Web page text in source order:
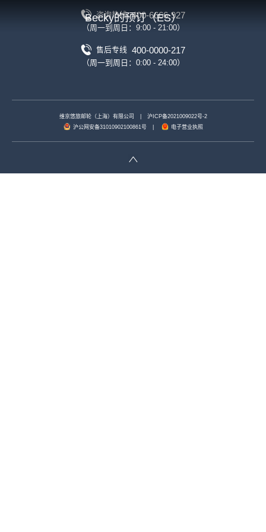
Becky的预订（ES）
咨询热线 400-6666-927
（周一到周日：9:00 - 21:00）
售后专线 400-0000-217
（周一到周日：0:00 - 24:00）
维京悠旅邮轮（上海）有限公司
沪ICP备2021009022号-2
沪公网安备31010902100861号
电子营业执照